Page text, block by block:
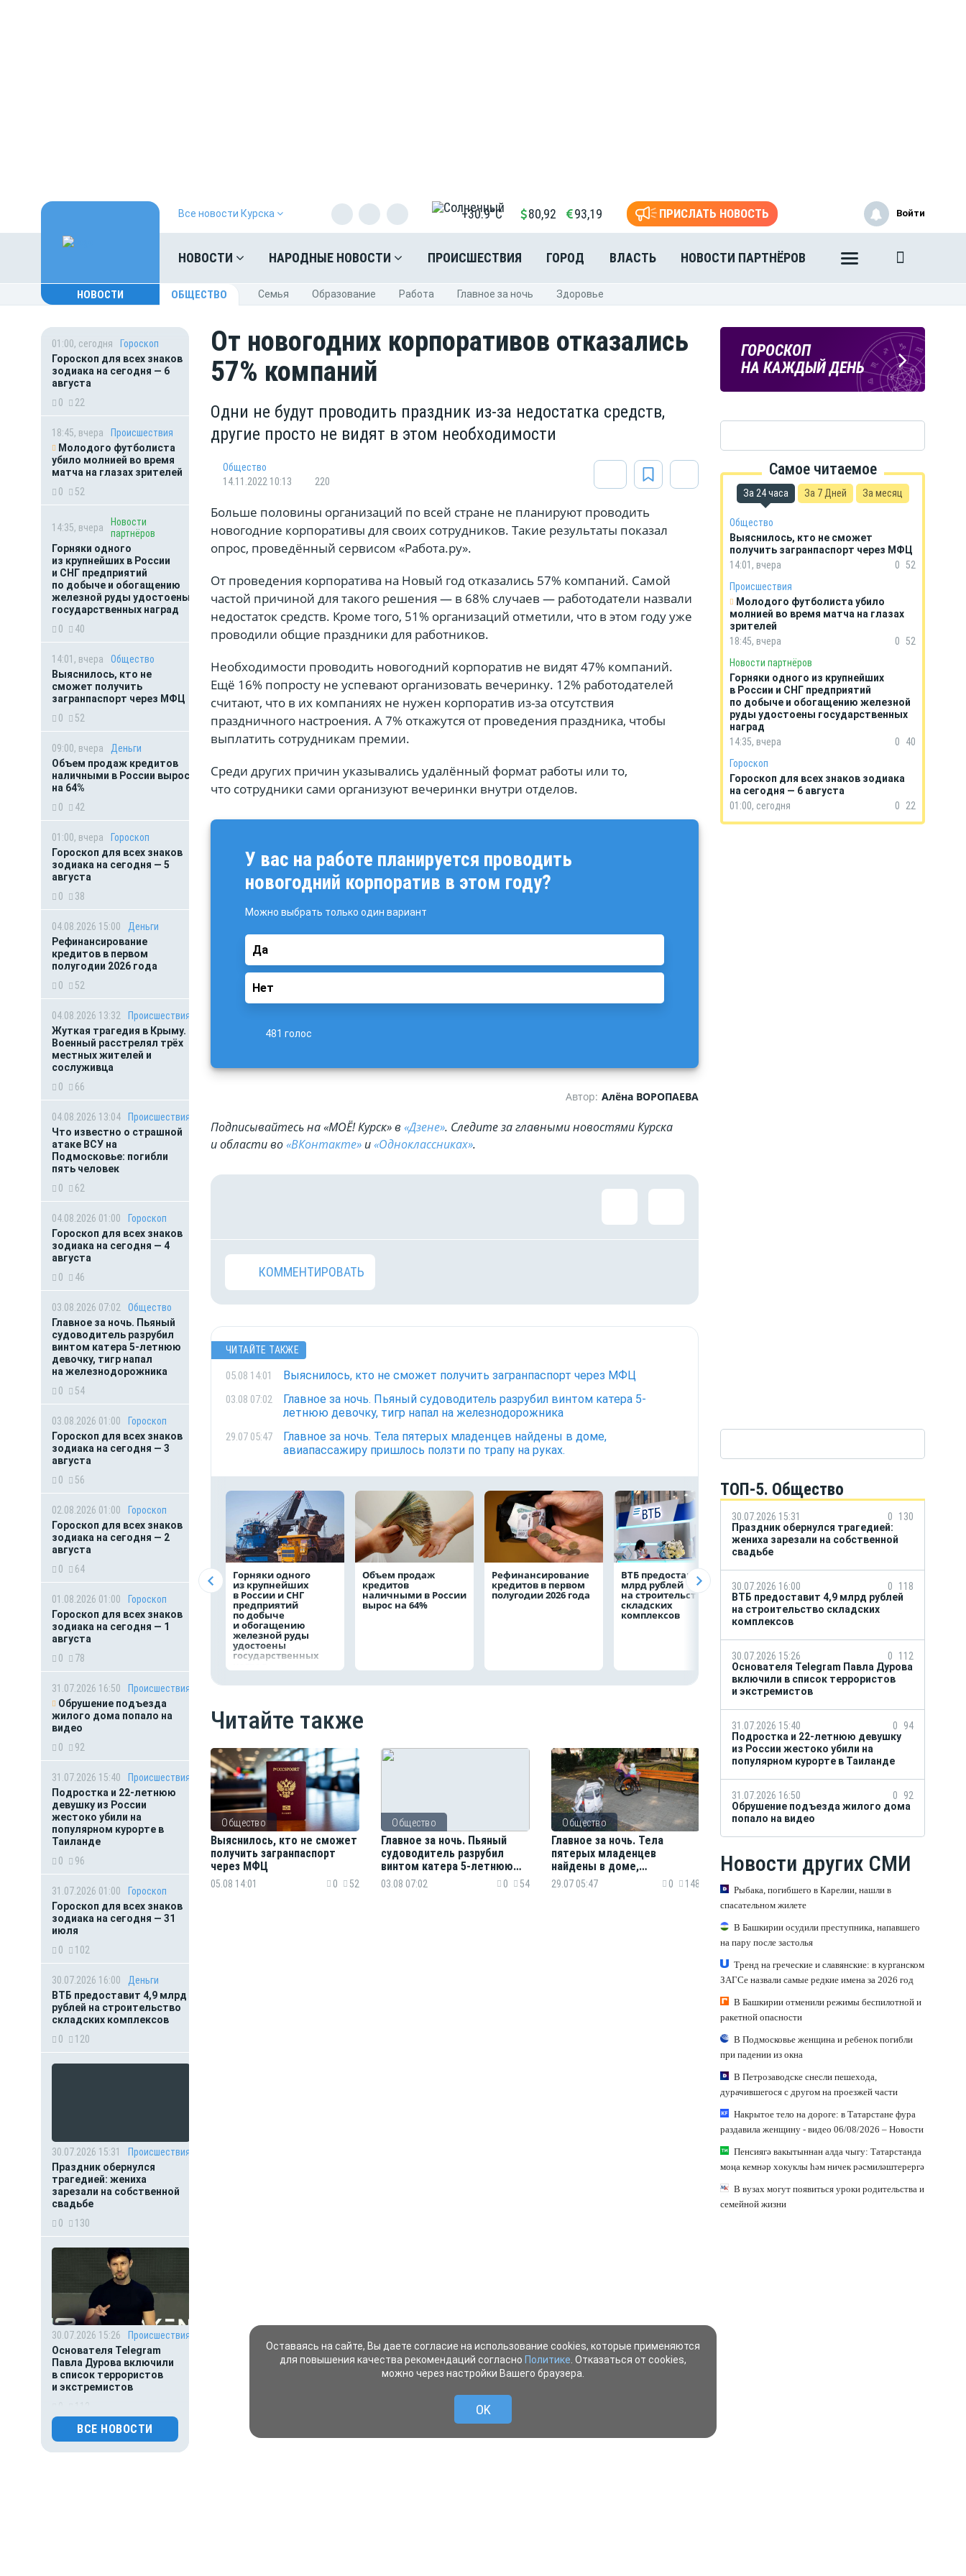
Все новости Курска +30.9°C 80,92 93,19 ПРИСЛАТЬ НОВОСТЬ
НОВОСТИ НАРОДНЫЕ НОВОСТИ ПРОИСШЕСТВИЯ ГОРОД ВЛАСТЬ НОВОСТИ ПАРТНЁРОВ
Войти
НОВОСТИ ОБЩЕСТВО Cемья Oбразование Pабота Главное за ночь Здоровье
01:00, сегодня
Гороскоп
Гороскоп для всех знаков
зодиака на сегодня — 6
августа
0
22
18:45, вчера
Происшествия
Молодого футболиста
убило молнией во время
матча на глазах зрителей
0
52
14:35, вчера
Новости
партнёров
Горняки одного
из крупнейших в России
и СНГ предприятий
по добыче и обогащению
железной руды удостоены
государственных наград
0
40
14:01, вчера
Общество
Выяснилось, кто не
сможет получить
загранпаспорт через МФЦ
0
52
09:00, вчера
Деньги
Объем продаж кредитов
наличными в России вырос
на 64%
0
42
01:00, вчера
Гороскоп
Гороскоп для всех знаков
зодиака на сегодня — 5
августа
0
38
04.08.2026 15:00
Деньги
Рефинансирование
кредитов в первом
полугодии 2026 года
0
52
04.08.2026 13:32
Происшествия
Жуткая трагедия в Крыму.
Военный расстрелял трёх
местных жителей и
сослуживца
0
66
04.08.2026 13:04
Происшествия
Что известно о страшной
атаке ВСУ на
Подмосковье: погибли
пять человек
0
62
04.08.2026 01:00
Гороскоп
Гороскоп для всех знаков
зодиака на сегодня — 4
августа
0
46
03.08.2026 07:02
Общество
Главное за ночь. Пьяный
судоводитель разрубил
винтом катера 5-летнюю
девочку, тигр напал
на железнодорожника
0
54
03.08.2026 01:00
Гороскоп
Гороскоп для всех знаков
зодиака на сегодня — 3
августа
0
56
02.08.2026 01:00
Гороскоп
Гороскоп для всех знаков
зодиака на сегодня — 2
августа
0
64
01.08.2026 01:00
Гороскоп
Гороскоп для всех знаков
зодиака на сегодня — 1
августа
0
78
31.07.2026 16:50
Происшествия
Обрушение подъезда
жилого дома попало на
видео
0
92
31.07.2026 15:40
Происшествия
Подростка и 22-летнюю
девушку из России
жестоко убили на
популярном курорте в
Таиланде
0
96
31.07.2026 01:00
Гороскоп
Гороскоп для всех знаков
зодиака на сегодня — 31
июля
0
102
30.07.2026 16:00
Деньги
ВТБ предоставит 4,9 млрд
рублей на строительство
складских комплексов
0
120
30.07.2026 15:31
Происшествия
Праздник обернулся
трагедией: жениха
зарезали на собственной
свадьбе
0
130
30.07.2026 15:26
Происшествия
Основателя Telegram
Павла Дурова включили
в список террористов
и экстремистов
30.07.2026 09:00
Деньги
Популяция
ВСЕ НОВОСТИ
От новогодних корпоративов отказались
57% компаний
Одни не будут проводить праздник из-за недостатка средств,
другие просто не видят в этом необходимости
Общество
14.11.2022 10:13
220
Больше половины организаций по всей стране не планируют проводить
новогодние корпоративы для своих сотрудников. Такие результаты показал
опрос, проведённый сервисом «Работа.ру».
От проведения корпоратива на Новый год отказались 57% компаний. Самой
частой причиной для такого решения — в 68% случаев — работодатели назвали
недостаток средств. Кроме того, 51% организаций отметили, что в этом году уже
проводили общие праздники для работников.
Необходимости проводить новогодний корпоратив не видят 47% компаний.
Ещё 16% попросту не успевают организовать вечеринку. 12% работодателей
считают, что в их компаниях не нужен корпоратив из-за отсутствия
праздничного настроения. А 7% откажутся от проведения праздника, чтобы
выплатить сотрудникам премии.
Среди других причин указывались удалённый формат работы или то,
что сотрудники сами организуют вечеринки внутри отделов.
У вас на работе планируется проводить
новогодний корпоратив в этом году?
Можно выбрать только один вариант
Да
Нет
481 голос
Автор: Алёна ВОРОПАЕВА
Подписывайтесь на «МОЁ! Курск» в «Дзене». Cледите за главными новостями Курска
и области во«ВКонтакте» и«Одноклассниках».
КОММЕНТИРОВАТЬ
ЧИТАЙТЕ ТАКЖЕ
05.08 14:01 Выяснилось, кто не сможет получить загранпаспорт через МФЦ
03.08 07:02
Главное за ночь. Пьяный судоводитель разрубил винтом катера 5-
летнюю девочку, тигр напал на железнодорожника
29.07 05:47
Главное за ночь. Тела пятерых младенцев найдены в доме,
авиапассажиру пришлось ползти по трапу на руках.
Горняки одного
из крупнейших
в России и СНГ
предприятий
по добыче
и обогащению
железной руды
удостоены
государственных
наград
Объем продаж
кредитов
наличными в России
вырос на 64%
Рефинансирование
кредитов в первом
полугодии 2026 года
ВТБ предоставит 4,9
млрд рублей
на строительство
складских
комплексов
Популяция
дальневосточного
леопарда выросла в
шесть раз
ВТБ
й прогноз на
Читайте также
Общество
Выяснилось, кто не сможет
получить загранпаспорт
через МФЦ
05.08 14:01 0 52
Общество
Главное за ночь. Пьяный
судоводитель разрубил
винтом катера 5-летнюю
девочку, тигр напал
03.08 07:02 0 54
Общество
Главное за ночь. Тела
пятерых младенцев
найдены в доме,
авиапассажиру пришлось
29.07 05:47 0 148
ПОГОДА
В КУРСКЕ
ГОРОСКОП
НА КАЖДЫЙ ДЕНЬ
Самое читаемое
За 24 часа За 7 Дней За месяц
Общество
Выяснилось, кто не сможет
получить загранпаспорт через МФЦ
14:01, вчера
0 52
Происшествия
Молодого футболиста убило
молнией во время матча на глазах
зрителей
18:45, вчера
0 52
Новости партнёров
Горняки одного из крупнейших
в России и СНГ предприятий
по добыче и обогащению железной
руды удостоены государственных
наград
14:35, вчера
0
40
Гороскоп
Гороскоп для всех знаков зодиака
на сегодня — 6 августа
01:00, сегодня
0 22
ТОП-5. Общество
30.07.2026 15:31 0
130
Праздник обернулся трагедией:
жениха зарезали на собственной
свадьбе
30.07.2026 16:00 0
118
ВТБ предоставит 4,9 млрд рублей
на строительство складских
комплексов
30.07.2026 15:26 0
112
Основателя Telegram Павла Дурова
включили в список террористов
и экстремистов
31.07.2026 15:40 0
94
Подростка и 22-летнюю девушку
из России жестоко убили на
популярном курорте в Таиланде
31.07.2026 16:50 0
92
Обрушение подъезда жилого дома
попало на видео
Новости других СМИ
Рыбака, погибшего в Карелии, нашли в
спасательном жилете
В Башкирии осудили преступника, напавшего
на пару после застолья
Тренд на греческие и славянские: в курганском
ЗАГСе назвали самые редкие имена за 2026 год
В Башкирии отменили режимы беспилотной и
ракетной опасности
В Подмосковье женщина и ребенок погибли
при падении из окна
В Петрозаводске снесли пешехода,
дурачившегося с другом на проезжей части
Накрытое тело на дороге: в Татарстане фура
раздавила женщину - видео 06/08/2026 – Новости
Пенсиягә вакытыннан алда чыгу: Татарстанда
моңа кемнәр хокуклы һәм ничек рәсмиләштерергә
В вузах могут появиться уроки родительства и
семейной жизни
Оставаясь на сайте, Вы даете согласие на использование cookies, которые применяются
для повышения качества рекомендаций согласно Политике . Отказаться от cookies,
можно через настройки Вашего браузера.
OK